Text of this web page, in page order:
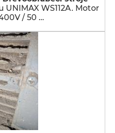
WS112A. Motor
/ 50 …